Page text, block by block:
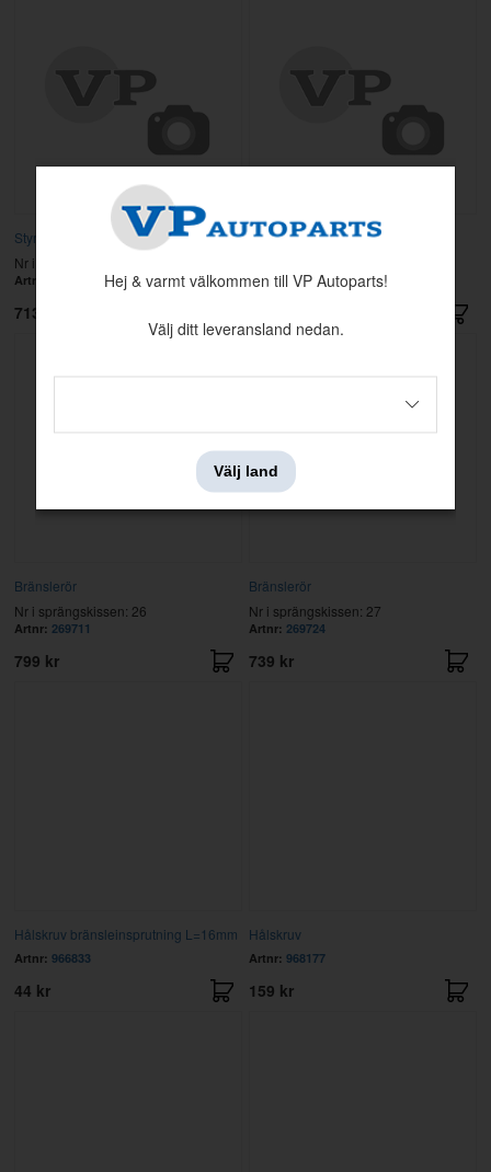
Styrtrycksventil
Nr i sprängskissen: 41
Artnr:
7138 kr
Bränslerör
Artnr:269696
Bränslerör
Nr i sprängskissen: 26
Artnr: 269711
799 kr
Bränslerör
Nr i sprängskissen: 27
Artnr: 269724
739 kr
Hålskruv bränsleinsprutning L=16mm
Artnr: 966833
44 kr
Hålskruv
Artnr: 968177
159 kr
Hej & varmt välkommen till VP Autoparts!
Välj ditt leveransland nedan.
Välj land